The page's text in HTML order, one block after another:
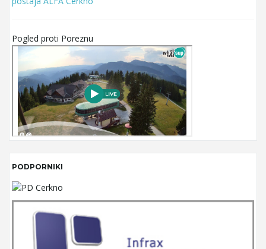
Pogled proti Poreznu
PODPORNIKI